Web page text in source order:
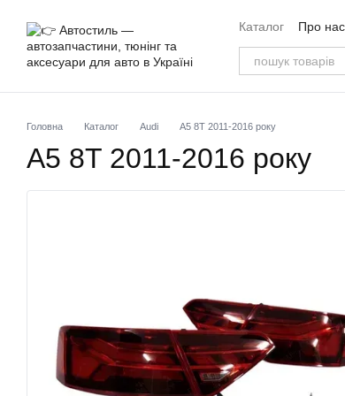
Каталог
Про нас
Угода
Головна Каталог Audi A5 8T 2011-2016 року
A5 8T 2011-2016 року